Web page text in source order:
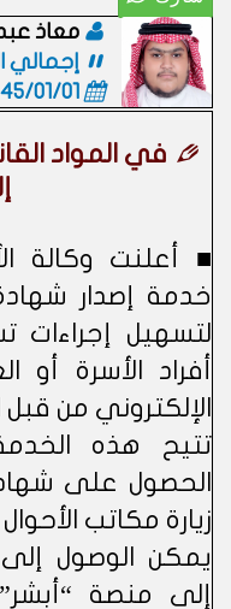
معاذ
إجمالي
1445/01/01 (06:01
في المواد
■ أعلنت وكالة
خدمة إصدار
لتسهيل إجراءات
أفراد الأسرة أو
الإلكتروني من
تتيح هذه
الحصول على
زيارة مكاتب
يمكن الوصول
إلى منصة